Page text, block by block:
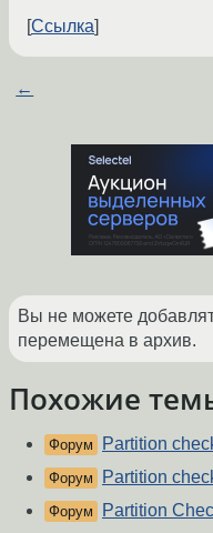
Ссылка
←
Вы не можете
перемещена в архив.
Похожие
Форум Partition
Форум Partition
Форум Partition